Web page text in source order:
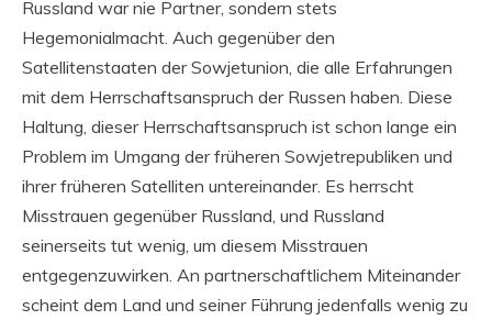
Russland war nie Partner, sondern stets
Hegemonialmacht. Auch gegenüber den
Satellitenstaaten der Sowjetunion, die alle Erfahrungen
mit dem Herrschaftsanspruch der Russen haben. Diese
Haltung, dieser Herrschaftsanspruch ist schon lange ein
Problem im Umgang der früheren Sowjetrepubliken und
ihrer früheren Satelliten untereinander. Es herrscht
Misstrauen gegenüber Russland, und Russland
seinerseits tut wenig, um diesem Misstrauen
entgegenzuwirken. An partnerschaftlichem Miteinander
scheint dem Land und seiner Führung jedenfalls wenig zu